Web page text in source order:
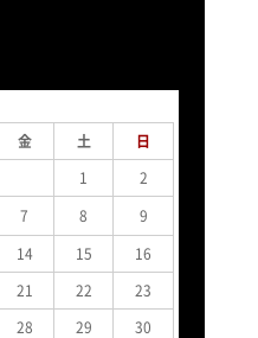
金 土
日
1
2
7 8
9
14 15
16
21 22
23
28 29
30